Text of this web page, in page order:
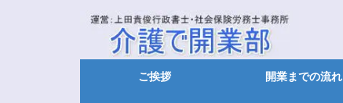
ご挨拶 開業までの流れ